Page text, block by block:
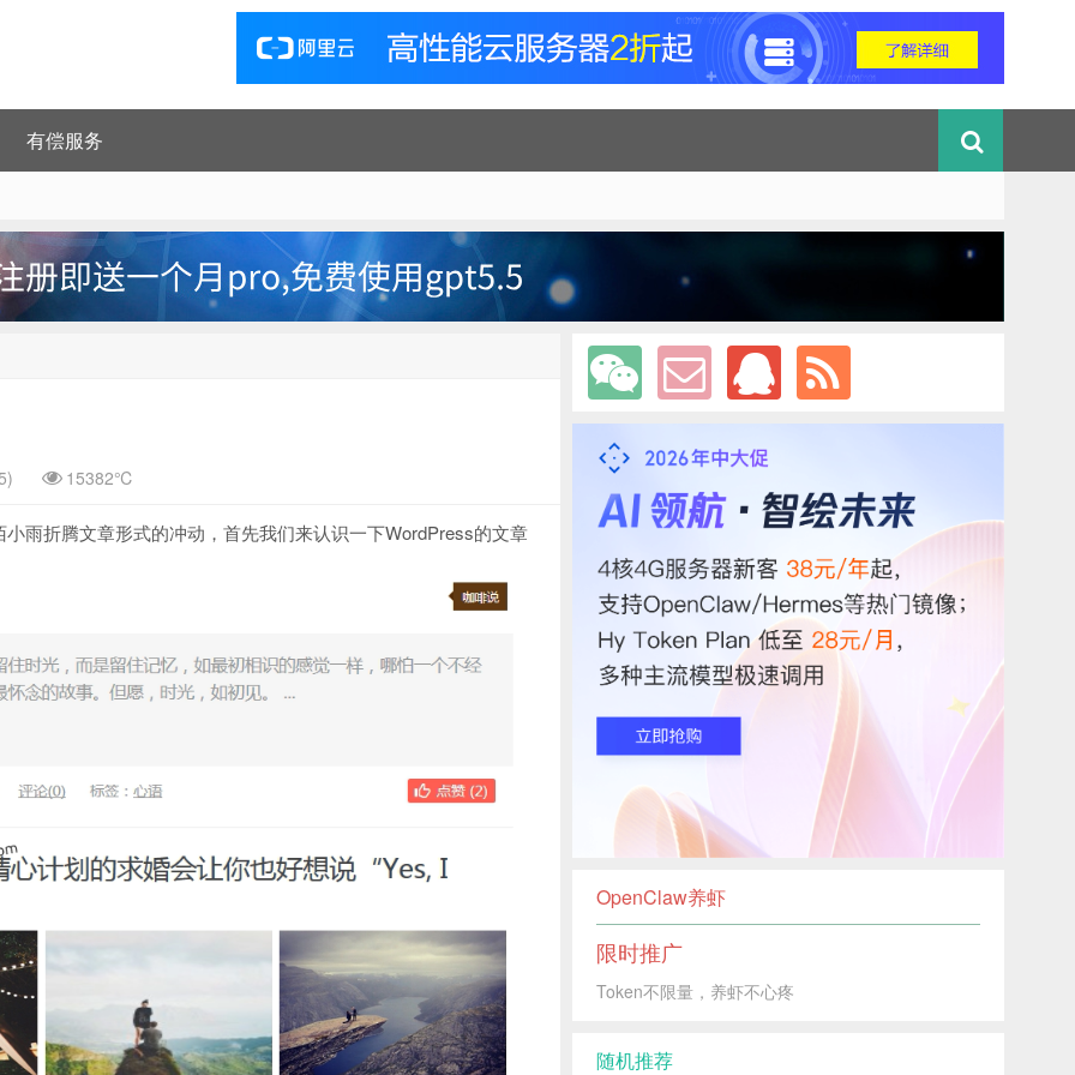
有偿服务
15382℃
雨折腾文章形式的冲动，首先我们来认识一下WordPress的文章
OpenClaw养虾
限时推广
Token不限量，养虾不心疼
随机推荐